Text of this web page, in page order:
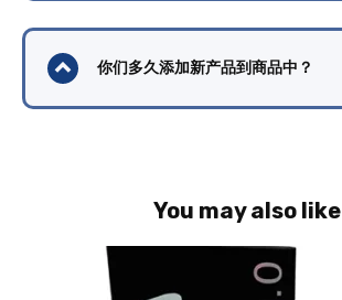
你们多久添加新产品到商品中？
You may also like